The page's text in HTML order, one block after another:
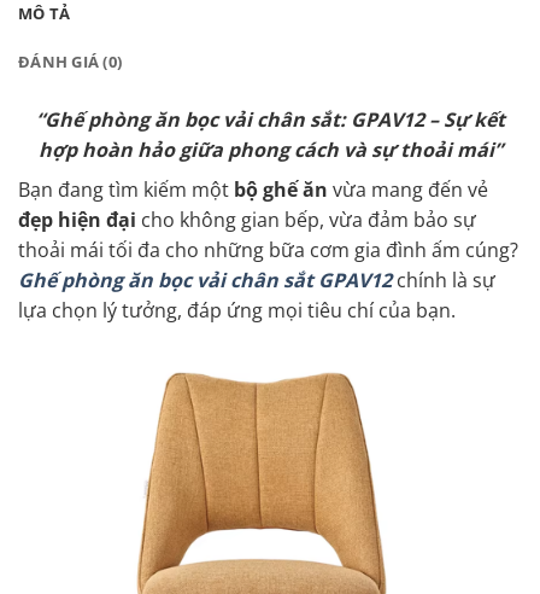
MÔ TẢ
ĐÁNH GIÁ (0)
“Ghế phòng ăn bọc vải chân sắt: GPAV12 – Sự kết
hợp hoàn hảo giữa phong cách và sự thoải mái”
Bạn đang tìm kiếm một bộ ghế ăn vừa mang đến vẻ
đẹp hiện đại cho không gian bếp, vừa đảm bảo sự
thoải mái tối đa cho những bữa cơm gia đình ấm cúng?
Ghế phòng ăn bọc vải chân sắt GPAV12chính là sự
lựa chọn lý tưởng, đáp ứng mọi tiêu chí của bạn.